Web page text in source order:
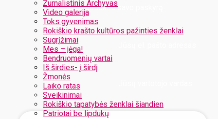
Žurnalistinis Archyvas
Video galerija
Toks gyvenimas
Rokiškio krašto kultūros pažinties ženklai
Sugrįžimai
Mes – jėga!
Bendruomenių vartai
Iš širdies- į širdį
Žmonės
Laiko ratas
Sveikinimai
Rokiškio tapatybės ženklai šiandien
Patriotai be lipdukų
Užregistruokite savo paskyrą